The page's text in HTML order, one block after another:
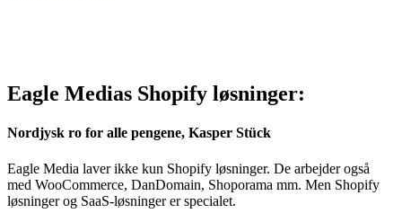
Eagle Medias Shopify løsninger:
Nordjysk ro for alle pengene, Kasper Stück
Eagle Media laver ikke kun Shopify løsninger. De arbejder også
med WooCommerce, DanDomain, Shoporama mm. Men Shopify
løsninger og SaaS-løsninger er specialet.